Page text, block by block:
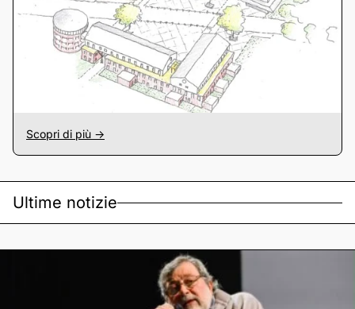
Scopri di più ->
Ultime notizie